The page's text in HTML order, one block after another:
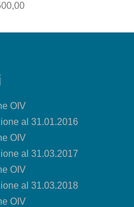
OIV
al 31.01.2016
OIV
al 31.03.2017
OIV
al 31.03.2018
OIV